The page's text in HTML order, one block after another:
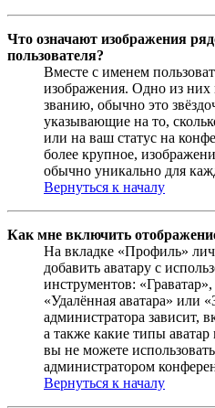
Что означают изображения
пользователя?
Вместе с именем
изображения. Одно из них
званию, обычно это
указывающие на то,
или на ваш статус на
более крупное,
обычно уникально для
Вернуться к началу
Как мне включить
На вкладке «Профиль»
добавить аватару с
инструментов: «Граватар»,
«Удалённая аватара» или
администратора зависит,
а также какие типы
вы не можете
администратором
Вернуться к началу